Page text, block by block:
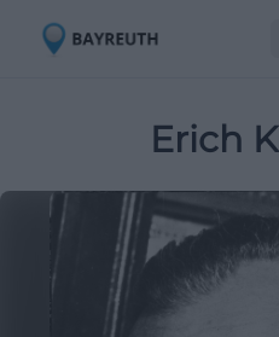
Erich